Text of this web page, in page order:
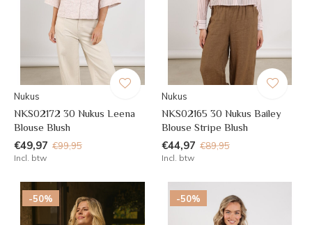
Nukus
NKS02172 30 Nukus Leena
Blouse Blush
€49,97 €99,95
Incl. btw
Nukus
NKS02165 30 Nukus Bailey
Blouse Stripe Blush
€44,97 €89,95
Incl. btw
-50% -50%